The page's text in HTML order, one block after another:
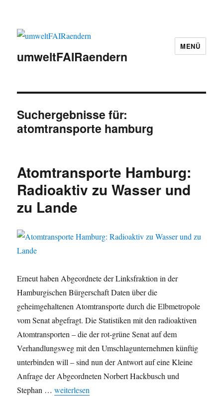
umweltFAIRaendern
MENÜ
Suchergebnisse für:
atomtransporte hamburg
Atomtransporte Hamburg:
Radioaktiv zu Wasser und
zu Lande
Erneut haben Abgeordnete der Linksfraktion in der
Hamburgischen Bürgerschaft Daten über die
geheimgehaltenen Atomtransporte durch die Elbmetropole
vom Senat abgefragt. Die Statistiken mit den radioaktiven
Atomtransporten – die der rot-grüne Senat auf dem
Verhandlungsweg mit den Umschlagunternehmen künftig
unterbinden will – sind nun der Antwort auf eine Kleine
Anfrage der Abgeordneten Norbert Hackbusch und
Stephan …„Atomtransporte Hamburg: Radioaktiv zu Wasser
weiterlesen